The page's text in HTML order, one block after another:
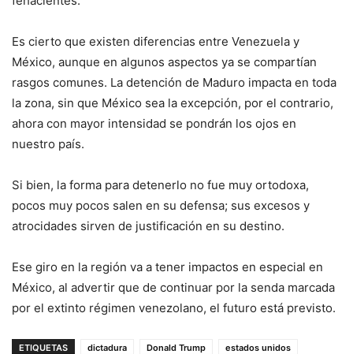
Es cierto que existen diferencias entre Venezuela y
México, aunque en algunos aspectos ya se compartían
rasgos comunes. La detención de Maduro impacta en toda
la zona, sin que México sea la excepción, por el contrario,
ahora con mayor intensidad se pondrán los ojos en
nuestro país.
Si bien, la forma para detenerlo no fue muy ortodoxa,
pocos muy pocos salen en su defensa; sus excesos y
atrocidades sirven de justificación en su destino.
Ese giro en la región va a tener impactos en especial en
México, al advertir que de continuar por la senda marcada
por el extinto régimen venezolano, el futuro está previsto.
ETIQUETAS dictadura Donald Trump
estados unidos